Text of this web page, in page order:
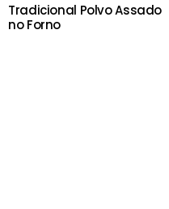
Tradicional Polvo Assado
no Forno